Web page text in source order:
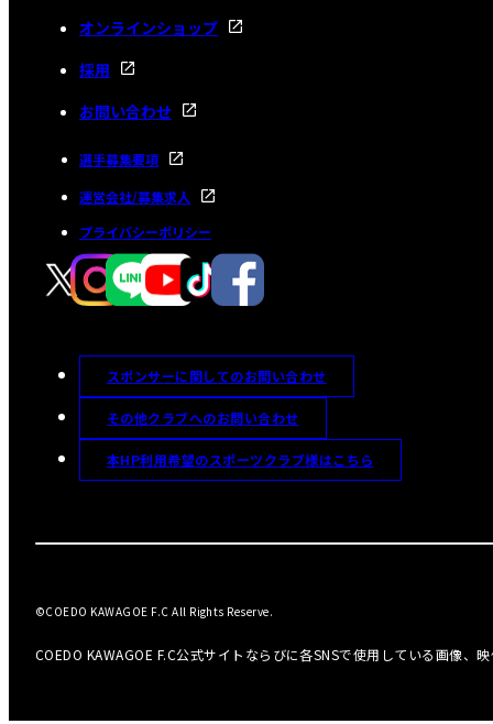
オンラインショップ
採用
お問い合わせ
選手募集要項
運営会社/募集求人
プライバシーポリシー
スポンサーに関してのお問い合わせ
その他クラブへのお問い合わせ
本HP利用希望のスポーツクラブ様はこちら
COEDO KAWAGOE F.C公式サイトならびに各SNSで使用している画像、
©COEDO KAWAGOE F.C All Rights Reserve.